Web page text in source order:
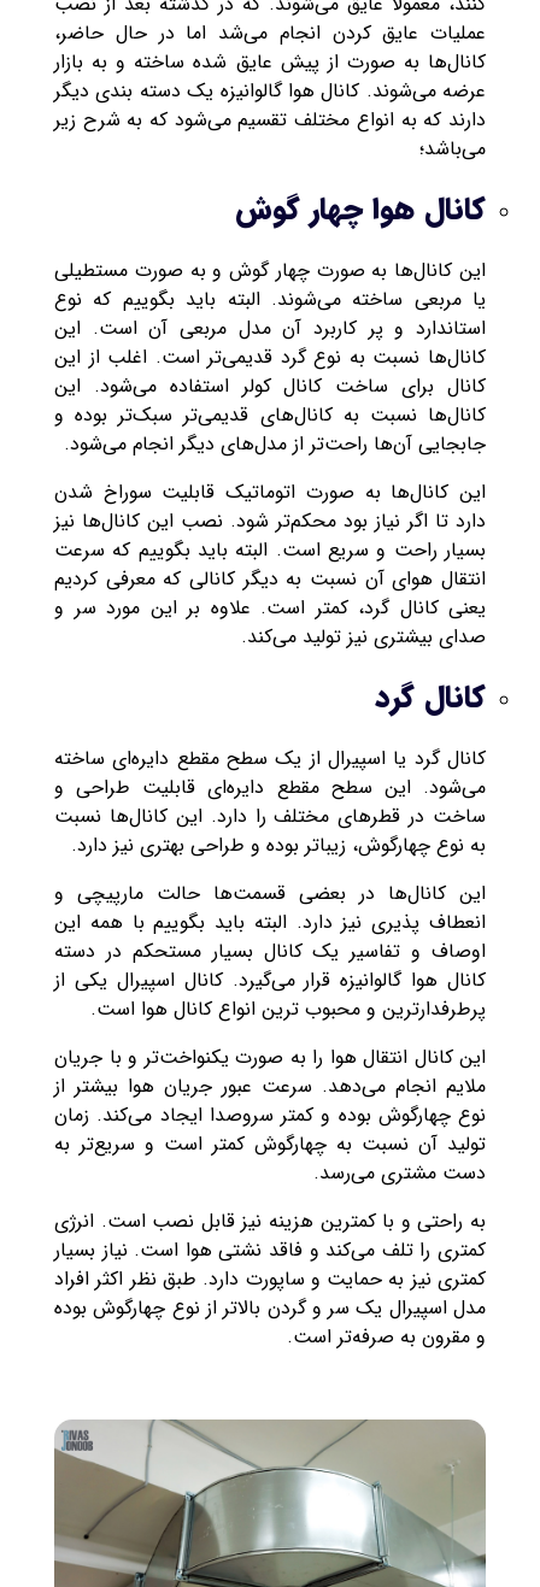
عملیات عایق کردن انجام می‌شد اما در حال حاضر،
کانال‌ها به صورت از پیش عایق شده ساخته و به بازار
عرضه می‌شوند. کانال هوا گالوانیزه یک دسته بندی دیگر
دارند که به انواع مختلف تقسیم می‌شود که به شرح زیر
می‌باشد؛
کانال هوا چهار گوش
این کانال‌ها به صورت چهار گوش و به صورت مستطیلی
یا مربعی ساخته می‌شوند. البته باید بگوییم که نوع
استاندارد و پر کاربرد آن مدل مربعی آن است. این
کانال‌ها نسبت به نوع گرد قدیمی‌تر است. اغلب از این
کانال برای ساخت کانال کولر استفاده می‌شود. این
کانال‌ها نسبت به کانال‌های قدیمی‌تر سبک‌تر بوده و
جابجایی آن‌ها راحت‌تر از مدل‌های دیگر انجام می‌شود.
این کانال‌ها به صورت اتوماتیک قابلیت سوراخ شدن
دارد تا اگر نیاز بود محکم‌تر شود. نصب این کانال‌ها نیز
بسیار راحت و سریع است. البته باید بگوییم که سرعت
انتقال هوای آن نسبت به دیگر کانالی که معرفی کردیم
یعنی کانال گرد، کمتر است. علاوه بر این مورد سر و
صدای بیشتری نیز تولید می‌کند.
کانال گرد
کانال گرد یا اسپیرال از یک سطح مقطع دایره‌ای ساخته
می‌شود. این سطح مقطع دایره‌ای قابلیت طراحی و
ساخت در قطرهای مختلف را دارد. این کانال‌ها نسبت
به نوع چهارگوش، زیباتر بوده و طراحی بهتری نیز دارد‌.
این کانال‌ها در بعضی قسمت‌ها حالت مارپیچی و
انعطاف پذیری نیز دارد. البته باید بگوییم با همه این
اوصاف و تفاسیر یک کانال بسیار مستحکم در دسته
کانال هوا گالوانیزه قرار می‌گیرد. کانال اسپیرال یکی از
پرطرفدارترین و محبوب ترین انواع کانال هوا است.
این کانال انتقال هوا را به صورت یکنواخت‌تر و با جریان
ملایم انجام می‌دهد. سرعت عبور جریان هوا بیشتر از
نوع چهارگوش بوده و کمتر سروصدا ایجاد می‌کند. زمان
تولید آن نسبت به چهارگوش کمتر است و سریع‌تر به
دست مشتری می‌رسد.
به راحتی و با کمترین هزینه نیز قابل نصب است. انرژی
کمتری را تلف می‌کند و فاقد نشتی هوا است. نیاز بسیار
کمتری نیز به حمایت و ساپورت دارد. طبق نظر اکثر افراد
مدل اسپیرال یک سر و گردن بالاتر از نوع چهارگوش بوده
و مقرون به صرفه‌تر است.